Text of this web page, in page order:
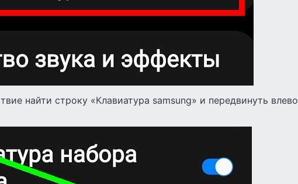
найти строку «Клавиатура samsung» и передвинуть влево